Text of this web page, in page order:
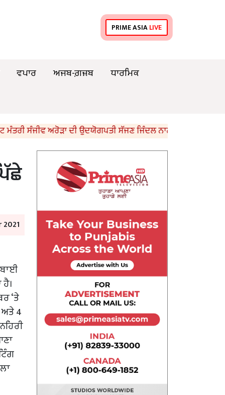
PRIME ASIALIVE
ਵਪਾਰ ਅਜਬ-ਗ਼ਜ਼ਬ
ਧਾਰਮਿਕ
ਸੰਜੀਵ ਅਰੋੜਾ ਦੀ ਉਦਯੋਗਪਤੀ ਸੱਜਣ ਜਿੰਦਲ ਨਾਲ ਮੁਲਾਕਾਤ; ਇਸਪਾਤ
‘ਤੇ
ਅਤੇ 4